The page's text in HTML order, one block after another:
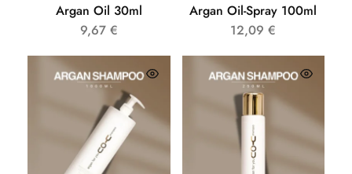
Argan Oil 30ml
9,67 €
Argan Oil-Spray 100ml
12,09€